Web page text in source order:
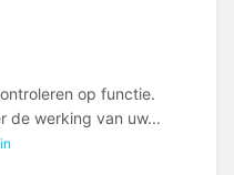
op functie.
de werking van uw...